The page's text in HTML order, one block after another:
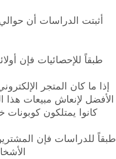
طبقاً للإحصائيات فإن أولائك الذين
إذا ما كان المتجر
الأفضل لإنعاش مبيعات
كانوا يمتلكون
طبقاً للدراسات فإن